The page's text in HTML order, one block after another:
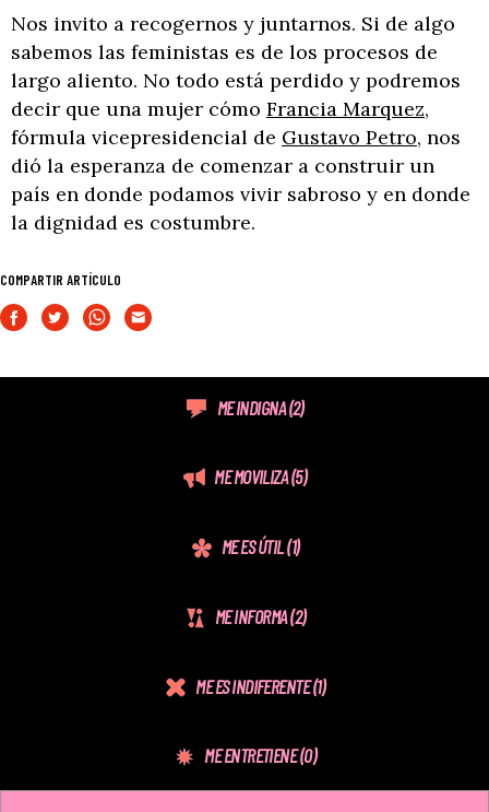
Nos invito a recogernos y juntarnos. Si de algo
sabemos las feministas es de los procesos de
largo aliento. No todo está perdido y podremos
decir que una mujer cómo Francia Marquez,
fórmula vicepresidencial de Gustavo Petro, nos
dió la esperanza de comenzar a construir un
país en donde podamos vivir sabroso y en donde
la dignidad es costumbre.
COMPARTIR ARTÍCULO
ME INDIGNA(2)
ME MOVILIZA(5)
ME ES ÚTIL(1)
ME INFORMA(2)
ME ES INDIFERENTE(1)
ME ENTRETIENE(0)